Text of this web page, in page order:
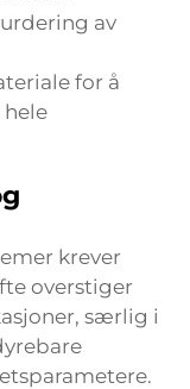
av
for å
krever
overstiger
særlig i